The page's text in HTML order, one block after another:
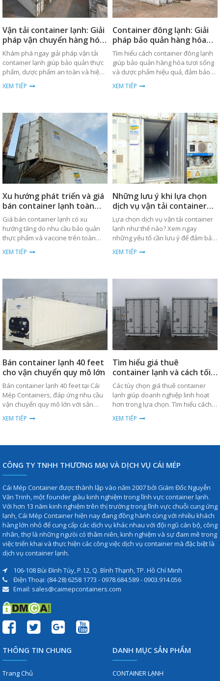
Vận tải container lạnh: Giải
pháp vận chuyển hàng hóa
an toàn
Khám phá ngay giải pháp vận tải
container lạnh giúp bảo quản thực
phẩm, dược phẩm an toàn và hiệu
quả trong quá trình vận chuyển
toàn cầu.
XEM TIẾP
Container đông lạnh: Giải
pháp bảo quản hàng hóa
hiệu quả
Tìm hiểu cách container đông lạnh
giúp bảo quản hàng hóa tươi sống
và dược phẩm hiệu quả, đảm bảo
nhiệt độ ổn định trong suốt quá
trình vận chuyển.
XEM TIẾP
Xu hướng phát triển và giá
bán container lạnh toàn
cầu
Giá bán container lạnh có xu
hướng tăng do nhu cầu bảo quản
thực phẩm và vaccine trên toàn
cầu. Xem chi tiết về xu hướng và
phân tích giá cả.
XEM TIẾP
Những lưu ý khi lựa chọn
dịch vụ vận tải container
lạnh
Lựa chọn dịch vụ vận tải container
lạnh như thế nào? Xem ngay
những yếu tố cần lưu ý để đảm bảo
hàng hóa được bảo quản tốt nhất.
XEM TIẾP
Bán container lạnh 40 feet
cho vận chuyển quy mô lớn
Bán container lạnh 40 feet tại Cái
Mép Containers, đáp ứng nhu cầu
vận chuyển quy mô lớn với sản
phẩm chất lượng cao, bền bỉ và giá
thành cạnh tranh.
XEM TIẾP
Tìm hiểu giá thuê
container lạnh và cách tối
ưu chi phí
Các tùy chọn giá thuê container
lạnh giúp doanh nghiệp linh hoạt
hơn trong lựa chọn. Tìm hiểu cách
tối ưu chi phí ngay hôm nay.
XEM TIẾP
CÔNG TY TNHH THƯƠNG MẠI VÀ DỊCH VỤ CÁI MÉP
Cái Mép Container được thành lập vào năm 2007 bởi Giám Đốc Nguyễn
Văn Trinh, một founder giàu kinh nghiệm trong lĩnh vực container lạnh.
Với hơn 13 năm kinh nghiệm trên thị trường trong lĩnh vực chuỗi cung ứng
lạnh, Cái Mép Container hiện nay đang đồng hành cùng với nhiều khách
hàng lớn nhỏ để cung cấp các dịch vụ khác nhau với đội ngũ cán bộ, công
nhân, thợ là những ngưòi có thâm niên, kinh nghiệm và sự đam mê trong
việc triển khai và thực hiện các công việc dịch vụ container mà đặc biệt là
dịch vụ container lạnh.
106-108 Bùi Đình Túy, P.12, Q. Bình Thạnh, TP. Hồ Chí Minh
Điện Thoại: (84-28) 6258 1773 - 0978.684.589 - 0903.914.056
Email: sales@caimepcontainers.com
THÔNG TIN CHUNG
Trang Chủ
DANH MỤC SẢN PHẨM
CONTAINER LẠNH